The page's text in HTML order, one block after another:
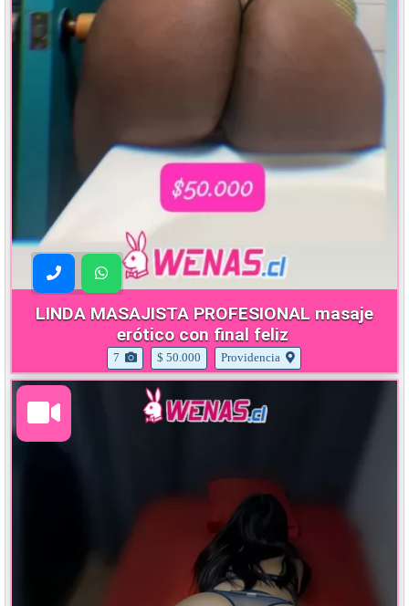
LINDA MASAJISTA PROFESIONAL masaje
erótico con final feliz
7 $ 50.000 Providencia